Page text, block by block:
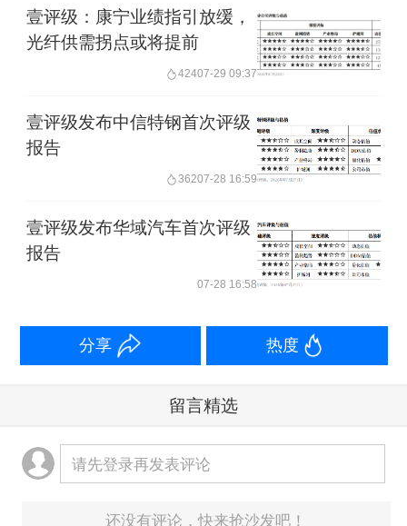
壹评级：康宁业绩指引放缓，
光纤供需拐点或将提前
42407-29 09:37
壹评级发布中信特钢首次评级
报告
36207-28 16:59
壹评级发布华域汽车首次评级
报告
07-28 16:58
分享 热度
留言精选
请先登录再发表评论
还没有评论，快来抢沙发吧！